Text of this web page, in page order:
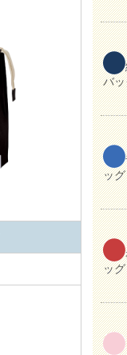
バ
ッグ
ッグ